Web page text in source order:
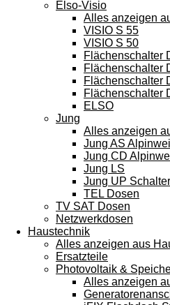
Elso-Visio
Alles anzeigen
VISIO S 55
VISIO S 50
Flächenschalter
Flächenschalter
Flächenschalter
Flächenschalter
ELSO
Jung
Alles anzeigen
Jung AS
Jung CD
Jung LS
Jung UP
TEL Dosen
TV SAT Dosen
Netzwerkdosen
Haustechnik
Alles anzeigen aus
Ersatzteile
Photovoltaik &
Alles anzeigen